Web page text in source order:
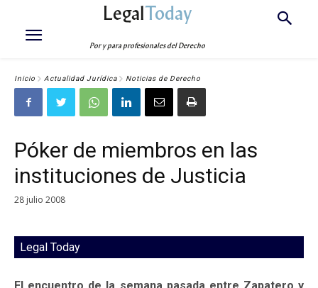
LegalToday
Por y para profesionales del Derecho
Inicio Actualidad Jurídica Noticias de Derecho
Póker de miembros en las
instituciones de Justicia
28 julio 2008
Legal Today